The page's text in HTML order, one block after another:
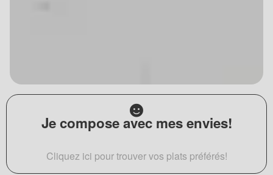
Je compose avec mes envies!
Cliquez ici pour trouver vos plats préférés!